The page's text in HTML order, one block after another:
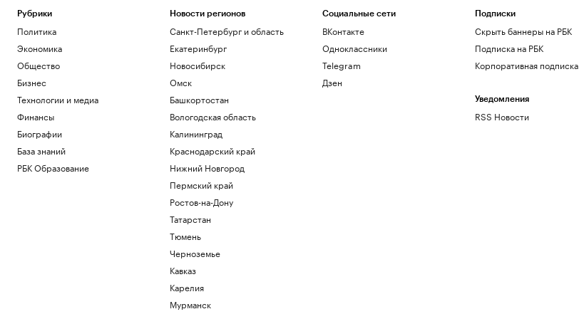
Рубрики
Политика
Экономика
Общество
Бизнес
Технологии и медиа
Финансы
Биографии
База знаний
РБК Образование
Новости регионов
Санкт-Петербург и область
Екатеринбург
Новосибирск
Омск
Башкортостан
Вологодская область
Калининград
Краснодарский край
Нижний Новгород
Пермский край
Ростов-на-Дону
Татарстан
Тюмень
Черноземье
Кавказ
Карелия
Мурманск
Социальные сети
ВКонтакте
Одноклассники
Telegram
Дзен
Подписки
Скрыть баннеры на РБК
Подписка на РБК
Корпоративная подписка
Уведомления
RSS Новости